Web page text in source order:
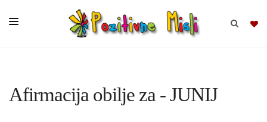
Afirmacija obilje za - JUNIJ